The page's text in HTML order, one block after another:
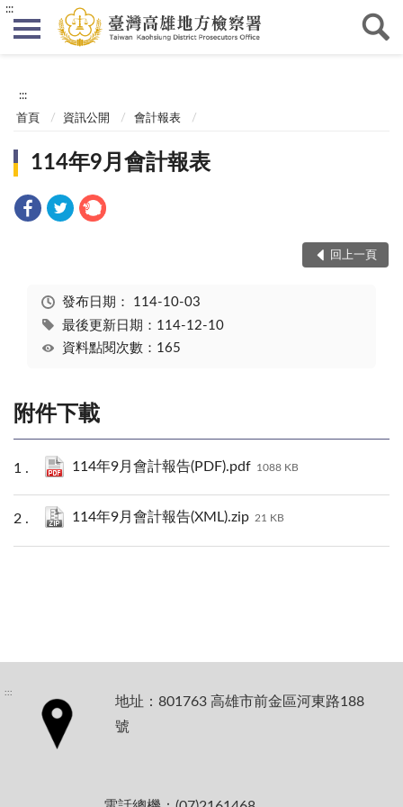
:::
:::
首頁 資訊公開 會計報表
114年9月會計報表
回上一頁
發布日期： 114-10-03
最後更新日期：114-12-10
資料點閱次數：165
附件下載
114年9月會計報告(PDF).pdf 1088 KB
114年9月會計報告(XML).zip 21 KB
:::
地址：801763 高雄市前金區河東路188
號